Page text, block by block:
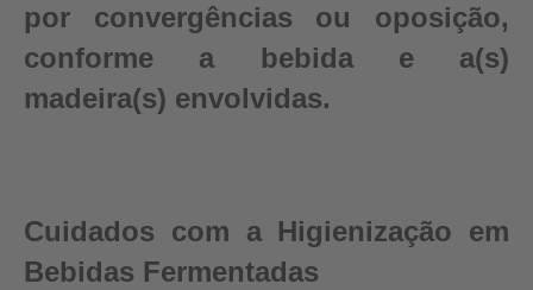
por convergências ou oposição,
conforme a bebida e a(s)
madeira(s) envolvidas.
Cuidados com a Higienização em
Bebidas Fermentadas